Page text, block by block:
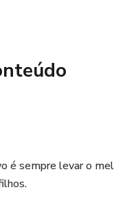
é sempre levar o